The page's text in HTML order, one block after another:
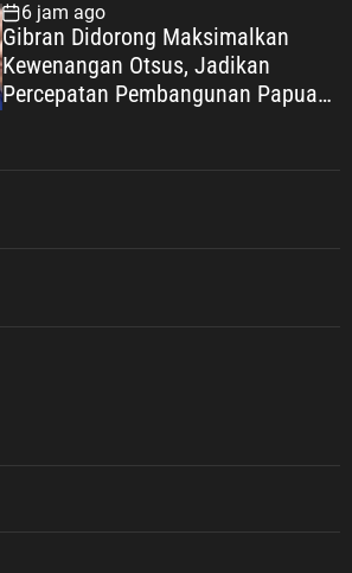
6 jam ago
Gibran Didorong Maksimalkan
Kewenangan Otsus, Jadikan
Percepatan Pembangunan Papua